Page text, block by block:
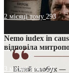
2 місяці тому 293
Nemo iudex in
відповіла
3 місяці тому211